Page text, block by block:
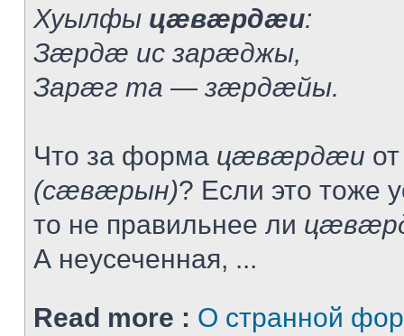
Хуылфы цæвæрдæи:
Зæрдæ ис зарæджы,
Зарæг та — зæрдæйы.
Что за форма цæвæрдæи
(сæвæрын)? Если это тоже
то не правильнее ли
А неусеченная, ...
Read more : О странной